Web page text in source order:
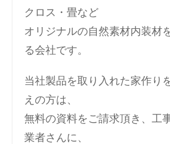
クロス・畳など
オリジナルの自然素材内装材
る会社です。
当社製品を取り入れた家作り
えの方は、
無料の資料をご請求頂き、工
業者さんに、